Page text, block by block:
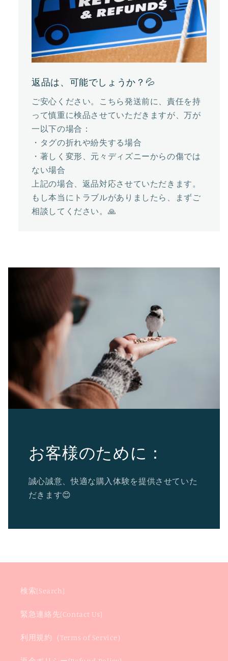
返品は、可能でしょうか？💦
ご安心ください。こちら発送前に、責任を持
って慎重に検品させていただきますが、万が
一以下の場合：
・タグの折れや紛失する場合
・著しく変形、元々ディズニーからの傷では
ない場合
上記の場合、返品対応させていただきます。
もし本当にトラブルがありましたら、まずご
相談してください。🙏
お客様のために：
誠心誠意、快適な購入体験を提供させていた
だきます😊
検索(Search)
緊急連絡先(Contact Us)
利用規約（Terms of Service）